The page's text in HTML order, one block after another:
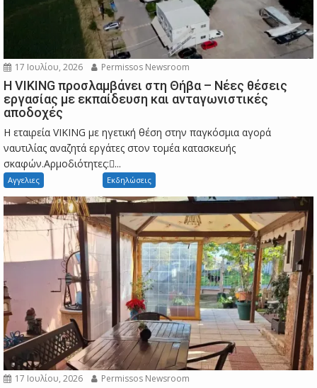
17 Ιουλίου, 2026 Permissos Newsroom
Η VIKING προσλαμβάνει στη Θήβα – Νέες θέσεις
εργασίας με εκπαίδευση και ανταγωνιστικές
αποδοχές
Η εταιρεία VIKING με ηγετική θέση στην παγκόσμια αγορά
ναυτιλίας αναζητά εργάτες στον τομέα κατασκευής
σκαφών.Αρμοδιότητες:...
Αγγελιες Εκδηλώσεις
17 Ιουλίου, 2026 Permissos Newsroom